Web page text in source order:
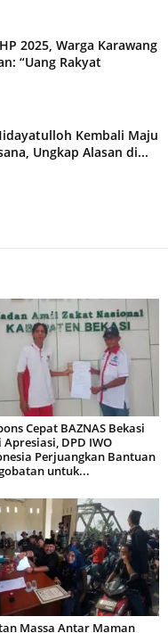
2025, Warga Karawang
“Uang Rakyat
Kembali Maju
Ungkap Alasan di...
Cepat BAZNAS Bekasi
Apresiasi, DPD IWO
Perjuangkan Bantuan
untuk...
Massa Antar Maman